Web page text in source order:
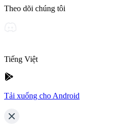
Theo dõi chúng tôi
Tiếng Việt
Tải xuống cho Android